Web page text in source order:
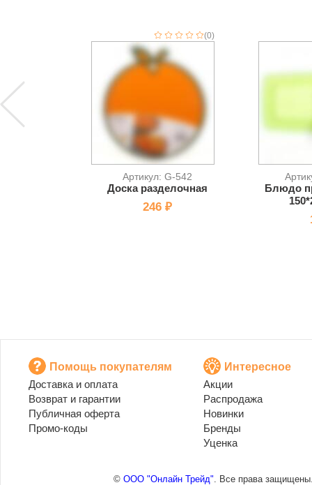
(0)
Артикул: G-542
Доска разделочная
246 ₽
Блюдо
Помощь покупателям
Доставка и оплата
Возврат и гарантии
Публичная оферта
Промо-коды
Интересное
Акции
Распродажа
Новинки
Бренды
Уценка
© ООО "Онлайн Трейд". Все права